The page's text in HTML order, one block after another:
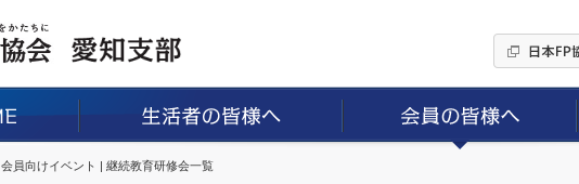
会員向けイベント | 継続教育研修会一覧